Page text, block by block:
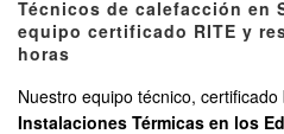
Técnicos de calefacción en
equipo certificado RITE y
horas
Nuestro equipo técnico, certificado
Instalaciones Térmicas en los